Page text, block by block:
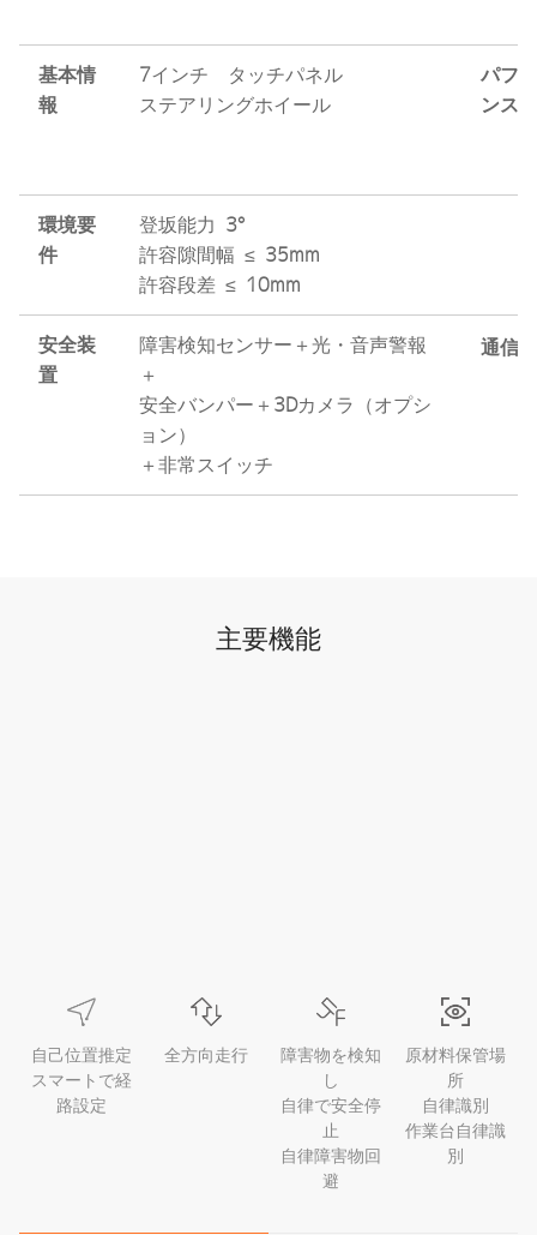
基本情
報
7インチ タッチパネル
ステアリングホイール
パフ
ンス
環境要
件
登坂能力 3°
許容隙間幅 ≤ 35mm
許容段差 ≤ 10mm
安全装
置
障害検知センサー＋光・音声警報
＋
安全バンパー＋ 3Dカメラ（オプシ
ョン）
＋非常スイッチ
通信
主要機能
自己位置推定
スマートで経
路設定
全方向走行
障害物を検知
し
自律で安全停
止
自律障害物回
避
原材料保管場
所
自律識別
作業台自律識
別